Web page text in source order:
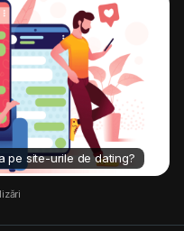
pe site-urile de dating?